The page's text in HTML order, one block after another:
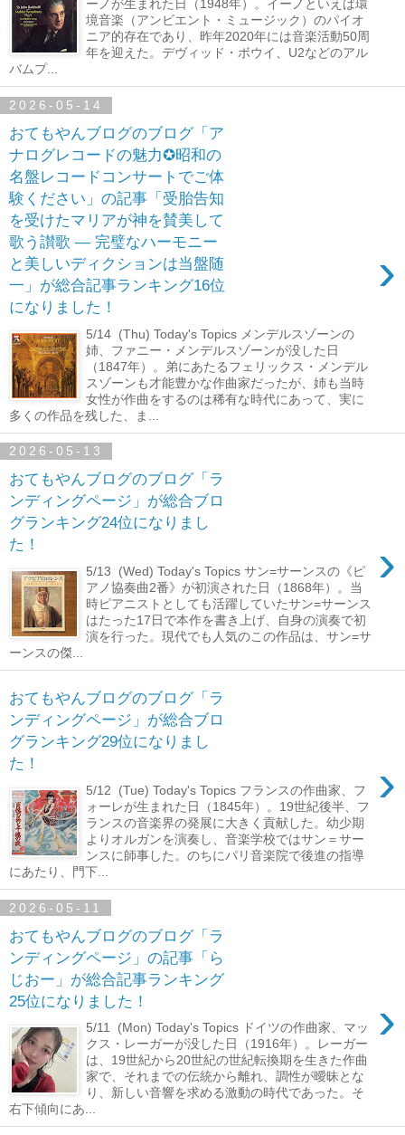
ーノが生まれた日（1948年）。イーノといえば環
境音楽（アンビエント・ミュージック）のパイオ
ニア的存在であり、昨年2020年には音楽活動50周
年を迎えた。デヴィッド・ボウイ、U2などのアル
バムプ...
2026-05-14
おてもやんブログのブログ「ア
ナログレコードの魅力✪昭和の
名盤レコードコンサートでご体
験ください」の記事「受胎告知
を受けたマリアが神を賛美して
歌う讃歌 ― 完璧なハーモニー
と美しいディクションは当盤随
一」が総合記事ランキング16位
になりました！
›
5/14 (Thu) Today's Topics メンデルスゾーンの
姉、ファニー・メンデルスゾーンが没した日
（1847年）。弟にあたるフェリックス・メンデル
スゾーンも才能豊かな作曲家だったが、姉も当時
女性が作曲をするのは稀有な時代にあって、実に
多くの作品を残した、ま...
2026-05-13
おてもやんブログのブログ「ラ
ンディングページ」が総合ブロ
グランキング24位になりまし
た！
›
5/13 (Wed) Today's Topics サン=サーンスの《ピ
アノ協奏曲2番》が初演された日（1868年）。当
時ピアニストとしても活躍していたサン=サーンス
はたった17日で本作を書き上げ、自身の演奏で初
演を行った。現代でも人気のこの作品は、サン=サ
ーンスの傑...
おてもやんブログのブログ「ラ
ンディングページ」が総合ブロ
グランキング29位になりまし
た！
›
5/12 (Tue) Today's Topics フランスの作曲家、フ
ォーレが生まれた日（1845年）。19世紀後半、フ
ランスの音楽界の発展に大きく貢献した。幼少期
よりオルガンを演奏し、音楽学校ではサン＝サー
ンスに師事した。のちにパリ音楽院で後進の指導
にあたり、門下...
2026-05-11
おてもやんブログのブログ「ラ
ンディングページ」の記事「ら
じおー」が総合記事ランキング
25位になりました！
›
5/11 (Mon) Today's Topics ドイツの作曲家、マッ
クス・レーガーが没した日（1916年）。レーガー
は、19世紀から20世紀の世紀転換期を生きた作曲
家で、それまでの伝統から離れ、調性が曖昧とな
り、新しい音響を求める激動の時代であった。そ
右下傾向にあ...